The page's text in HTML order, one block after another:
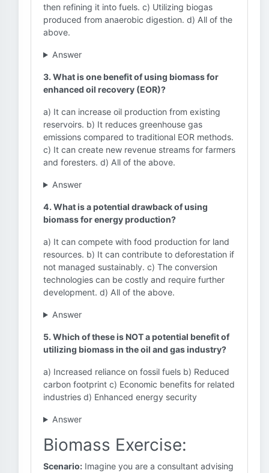
then refining it into fuels. c) Utilizing biogas
produced from anaerobic digestion. d) All of the
above.
Answer
3. What is one benefit of using biomass for
enhanced oil recovery (EOR)?
a) It can increase oil production from existing
reservoirs. b) It reduces greenhouse gas
emissions compared to traditional EOR methods.
c) It can create new revenue streams for farmers
and foresters. d) All of the above.
Answer
4. What is a potential drawback of using
biomass for energy production?
a) It can compete with food production for land
resources. b) It can contribute to deforestation if
not managed sustainably. c) The conversion
technologies can be costly and require further
development. d) All of the above.
Answer
5. Which of these is NOT a potential benefit of
utilizing biomass in the oil and gas industry?
a) Increased reliance on fossil fuels b) Reduced
carbon footprint c) Economic benefits for related
industries d) Enhanced energy security
Answer
Biomass Exercise:
Scenario: Imagine you are a consultant advising